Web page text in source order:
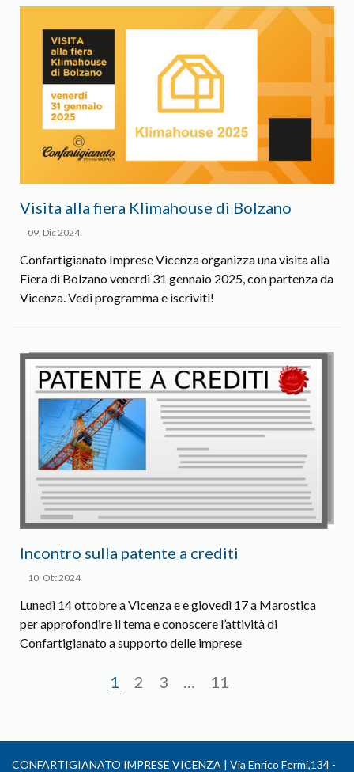
Visita alla fiera Klimahouse di Bolzano
09, Dic 2024
Confartigianato Imprese Vicenza organizza una visita alla
Fiera di Bolzano venerdì 31 gennaio 2025, con partenza da
Vicenza. Vedi programma e iscriviti!
Incontro sulla patente a crediti
10, Ott 2024
Lunedì 14 ottobre a Vicenza e e giovedì 17 a Marostica
per approfondire il tema e conoscere l’attività di
Confartigianato a supporto delle imprese
1 2 3 … 11
CONFARTIGIANATO IMPRESE VICENZA | Via Enrico Fermi,134 -